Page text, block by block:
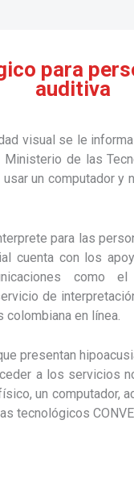
para
auditiva
visual se le
de las
un computador
para las
cuenta con los
como
de
en línea.
presentan
a los servicios
un computador,